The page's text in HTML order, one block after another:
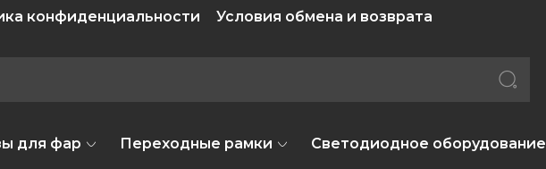
конфиденциальности Условия обмена и возврата
для фар Переходные рамки Светодиодное оборудование